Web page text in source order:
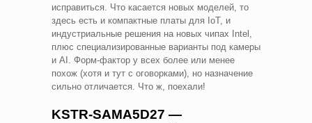
исправиться. Что касается новых моделей, то
здесь есть и компактные платы для IoT, и
индустриальные решения на новых чипах Intel,
плюс специализированные варианты под камеры
и AI. Форм-фактор у всех более или менее
похож (хотя и тут с оговорками), но назначение
сильно отличается. Что ж, поехали!
KSTR-SAMA5D27 —